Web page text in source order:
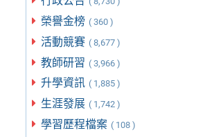
榮譽金榜 ( 360 )
活動競賽 ( 8,677 )
教師研習 ( 3,966 )
升學資訊 ( 1,885 )
生涯發展 ( 1,742 )
學習歷程檔案 ( 108 )